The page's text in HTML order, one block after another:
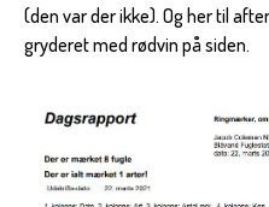
(den var der ikke). Og her til
gryderet med rødvin på siden.